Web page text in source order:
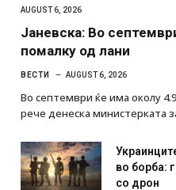
AUGUST 6, 2026
Јаневска: Во
помалку од лани
ВЕСТИ AUGUST 6, 2026
Во септември ќе има околу
рече денеска министерката
во борба:
со дрон